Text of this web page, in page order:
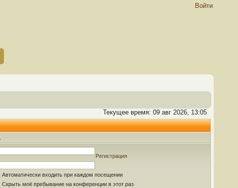
Войти
Текущее время: 09 авг 2026, 13:05
Регистрация
Автоматически входить при каждом посещении
Скрыть моё пребывание на конференции в этот раз